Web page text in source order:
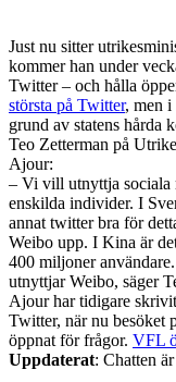
Just nu sitter
kommer han under
Twitter – och hålla
största på Twitter, men i
grund av statens hårda
Teo Zetterman på
Ajour:
– Vi vill utnyttja sociala
enskilda individer. I
annat twitter bra för
Weibo upp. I Kina är
400 miljoner
utnyttjar Weibo, säger
Ajour har tidigare
Twitter, när nu besöket
öppnat för frågor. VFL
Uppdaterat: Chatten